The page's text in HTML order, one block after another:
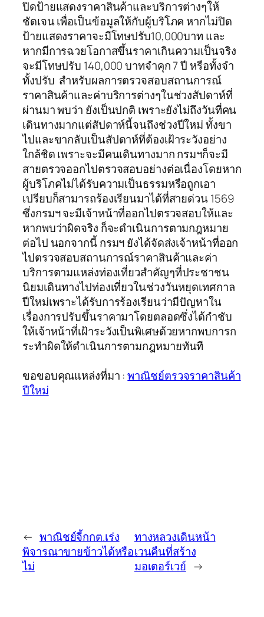
ปิดป้ายแสดงราคาสินค้าและบริการต่างๆให้
ชัดเจน เพื่อเป็นข้อมูลให้กับผู้บริโภค หากไม่ปิด
ป้ายแสดงราคาจะมีโทษปรับ10,000บาท และ
หากมีการฉวยโอกาสขึ้นราคาเกินความเป็นจริง
จะมีโทษปรับ 140,000 บาทจำคุก 7 ปี หรือทั้งจำ
ทั้งปรับ สำหรับผลการตรวจสอบสถานการณ์
ราคาสินค้าและค่าบริการต่างๆในช่วงสัปดาห์ที่
ผ่านมา พบว่า ยังเป็นปกติ เพราะยังไม่ถึงวันที่คน
เดินทางมากแต่สัปดาห์นี้จนถึงช่วงปีใหม่ ทั้งขา
ไปและขากลับเป็นสัปดาห์ที่ต้องเฝ้าระวังอย่าง
ใกล้ชิด เพราะจะมีคนเดินทางมาก กรมฯก็จะมี
สายตรวจออกไปตรวจสอบอย่างต่อเนื่องโดยหาก
ผู้บริโภคไม่ได้รับความเป็นธรรมหรือถูกเอา
เปรียบก็สามารถร้องเรียนมาได้ที่สายด่วน 1569
ซึ่งกรมฯ จะมีเจ้าหน้าที่ออกไปตรวจสอบให้และ
หากพบว่าผิดจริง ก็จะดำเนินการตามกฎหมาย
ต่อไป นอกจากนี้ กรมฯ ยังได้จัดส่งเจ้าหน้าที่ออก
ไปตรวจสอบสถานการณ์ราคาสินค้าและค่า
บริการตามแหล่งท่องเที่ยวสำคัญๆที่ประชาชน
นิยมเดินทางไปท่องเที่ยวในช่วงวันหยุดเทศกาล
ปีใหม่เพราะได้รับการร้องเรียนว่ามีปัญหาใน
เรื่องการปรับขึ้นราคามาโดยตลอดซึ่งได้กำชับ
ให้เจ้าหน้าที่เฝ้าระวังเป็นพิเศษด้วยหากพบการก
ระทำผิดให้ดำเนินการตามกฎหมายทันที
ขอขอบคุณแหล่งที่มา :พาณิชย์ตรวจราคาสินค้า
ปีใหม่
← พาณิชย์จี้กกต.เร่ง
พิจารณาขายข้าวได้หรือ
ไม่
ทางหลวงเดินหน้า
เวนคืนที่สร้าง
มอเตอร์เวย์ →